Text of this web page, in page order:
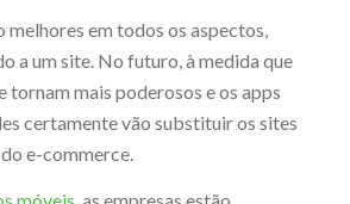
em todos os aspectos,
a um site. No futuro, à medida que
tornam mais poderosos e os apps
certamente vão substituir os sites
e-commerce.